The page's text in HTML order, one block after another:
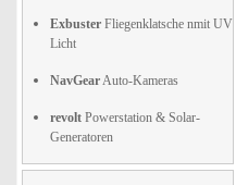
Exbuster Fliegenklatsche nmit UV
Licht
NavGearAuto-Kameras
revolt Powerstation & Solar-
Generatoren